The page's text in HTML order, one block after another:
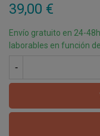
39,00 €
Envío gratuito en 24-
laborables en función
-